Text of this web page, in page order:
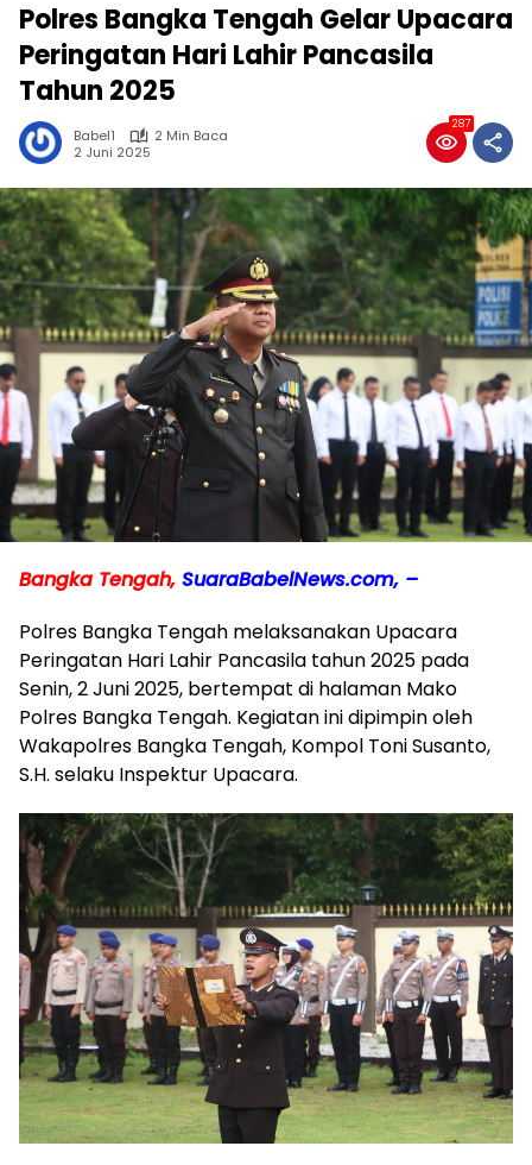
Polres Bangka Tengah Gelar Upacara
Peringatan Hari Lahir Pancasila
Tahun 2025
Babel1
2 Min Baca
2 Juni 2025
287
Bangka Tengah, SuaraBabelNews.com, –
Polres Bangka Tengah melaksanakan Upacara
Peringatan Hari Lahir Pancasila tahun 2025 pada
Senin, 2 Juni 2025, bertempat di halaman Mako
Polres Bangka Tengah. Kegiatan ini dipimpin oleh
Wakapolres Bangka Tengah, Kompol Toni Susanto,
S.H. selaku Inspektur Upacara.